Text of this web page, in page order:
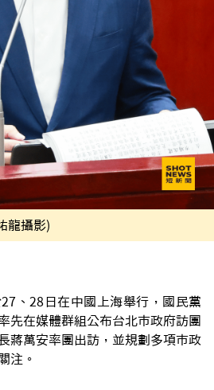
龍攝影)
、28日在中國上海舉行，國民黨
先在媒體群組公布台北市政府訪團
蔣萬安率團出訪，並規劃多項市政
注。